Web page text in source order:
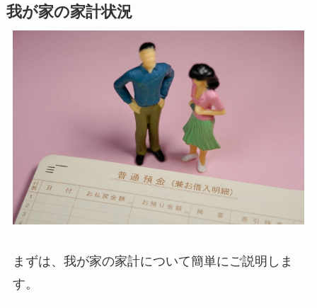
我が家の家計状況
まずは、我が家の家計について簡単にご説明しま
す。